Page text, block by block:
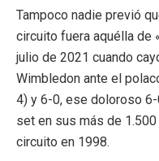
Tampoco nadie previó
circuito fuera aquélla de
julio de 2021 cuando
Wimbledon ante el
4) y 6-0, ese doloroso
set en sus más de
circuito en 1998.